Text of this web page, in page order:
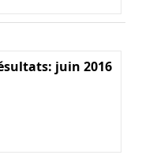
juin 2016